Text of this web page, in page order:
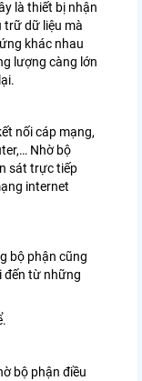
là thiết bị nhận
trữ dữ liệu mà
khác nhau
lượng càng lớn
nối cáp mạng,
Nhờ bộ
sát trực tiếp
internet
bộ phận cũng
đến từ những
bộ phận điều